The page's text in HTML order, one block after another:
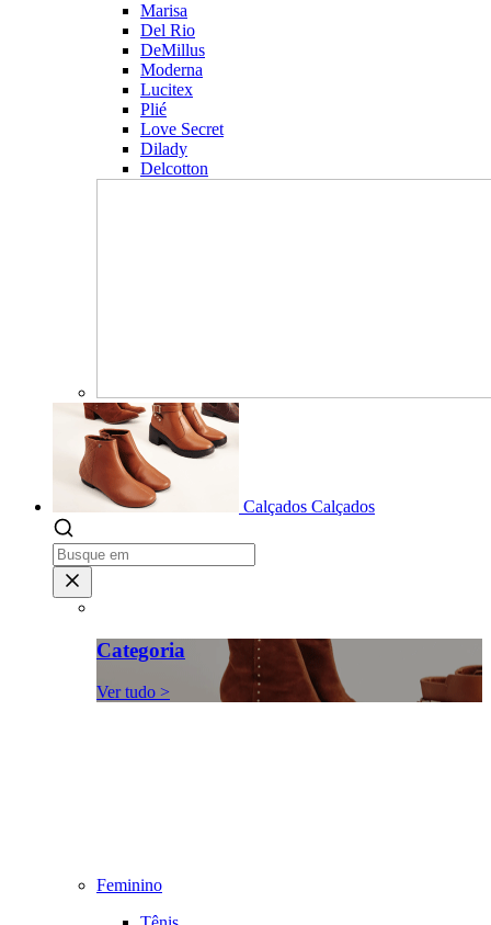
Marisa
Del Rio
DeMillus
Moderna
Lucitex
Plié
Love Secret
Dilady
Delcotton
Calçados Calçados
Categoria
Ver tudo >
Feminino